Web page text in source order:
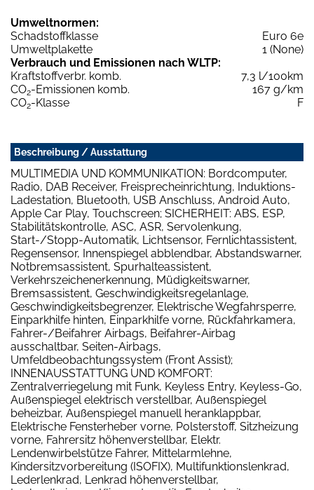
Umweltnormen:
Schadstoffklasse
Euro 6e
Umweltplakette
1 (None)
Verbrauch und Emissionen nach WLTP:
Kraftstoffverbr. komb.
7,3 l/100km
CO2-Emissionen komb.
167 g/km
CO2-Klasse F
Beschreibung / Ausstattung
MULTIMEDIA UND KOMMUNIKATION: Bordcomputer,
Radio, DAB Receiver, Freisprecheinrichtung, Induktions-
Ladestation, Bluetooth, USB Anschluss, Android Auto,
Apple Car Play, Touchscreen; SICHERHEIT: ABS, ESP,
Stabilitätskontrolle, ASC, ASR, Servolenkung,
Start-/Stopp-Automatik, Lichtsensor, Fernlichtassistent,
Regensensor, Innenspiegel abblendbar, Abstandswarner,
Notbremsassistent, Spurhalteassistent,
Verkehrszeichenerkennung, Müdigkeitswarner,
Bremsassistent, Geschwindigkeitsregelanlage,
Geschwindigkeitsbegrenzer, Elektrische Wegfahrsperre,
Einparkhilfe hinten, Einparkhilfe vorne, Rückfahrkamera,
Fahrer-/Beifahrer Airbags, Beifahrer-Airbag
ausschaltbar, Seiten-Airbags,
Umfeldbeobachtungssystem (Front Assist);
INNENAUSSTATTUNG UND KOMFORT:
Zentralverriegelung mit Funk, Keyless Entry, Keyless-Go,
Außenspiegel elektrisch verstellbar, Außenspiegel
beheizbar, Außenspiegel manuell heranklappbar,
Elektrische Fensterheber vorne, Polsterstoff, Sitzheizung
vorne, Fahrersitz höhenverstellbar, Elektr.
Lendenwirbelstütze Fahrer, Mittelarmlehne,
Kindersitzvorbereitung (ISOFIX), Multifunktionslenkrad,
Lederlenkrad, Lenkrad höhenverstellbar,